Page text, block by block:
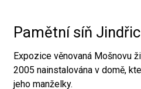
Pamětní síň
Expozice věnovaná Mošnovu
2005 nainstalována v domě,
jeho manželky.